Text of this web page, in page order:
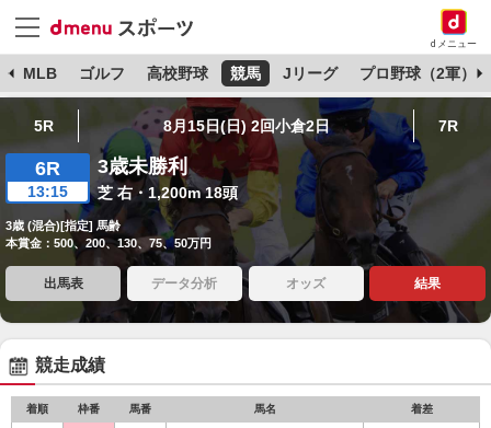
dメニュー
MLB ゴルフ 高校野球 競馬 Jリーグ プロ野球（2軍）
5R 8月15日(日) 2回小倉2日 7R
6R
13:15
3歳未勝利
芝 右・1,200m 18頭
3歳 (混合)[指定] 馬齢
本賞金：500、200、130、75、50万円
出馬表 データ分析 オッズ 結果
競走成績
着順 枠番 馬番 馬名 着差